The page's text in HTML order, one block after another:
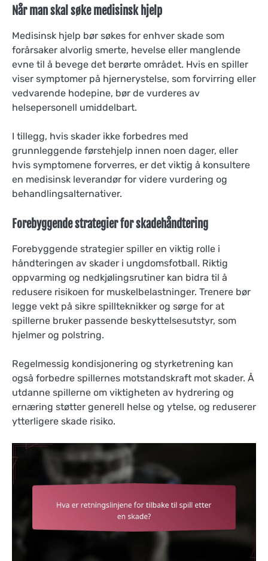
Når man skal søke medisinsk hjelp
Medisinsk hjelp bør søkes for enhver skade som
forårsaker alvorlig smerte, hevelse eller manglende
evne til å bevege det berørte området. Hvis en spiller
viser symptomer på hjernerystelse, som forvirring eller
vedvarende hodepine, bør de vurderes av
helsepersonell umiddelbart.
I tillegg, hvis skader ikke forbedres med
grunnleggende førstehjelp innen noen dager, eller
hvis symptomene forverres, er det viktig å konsultere
en medisinsk leverandør for videre vurdering og
behandlingsalternativer.
Forebyggende strategier for skadehåndtering
Forebyggende strategier spiller en viktig rolle i
håndteringen av skader i ungdomsfotball. Riktig
oppvarming og nedkjølingsrutiner kan bidra til å
redusere risikoen for muskelbelastninger. Trenere bør
legge vekt på sikre spillteknikker og sørge for at
spillerne bruker passende beskyttelsesutstyr, som
hjelmer og polstring.
Regelmessig kondisjonering og styrketrening kan
også forbedre spillernes motstandskraft mot skader. Å
utdanne spillerne om viktigheten av hydrering og
ernæring støtter generell helse og ytelse, og reduserer
ytterligere skade risiko.